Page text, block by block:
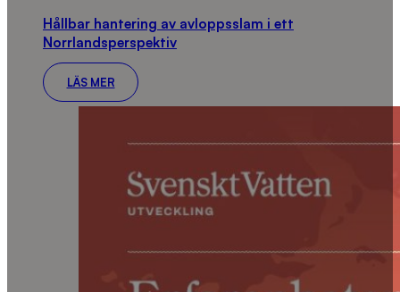
Hållbar hantering av avloppsslam i ett
Norrlandsperspektiv
LÄS MER